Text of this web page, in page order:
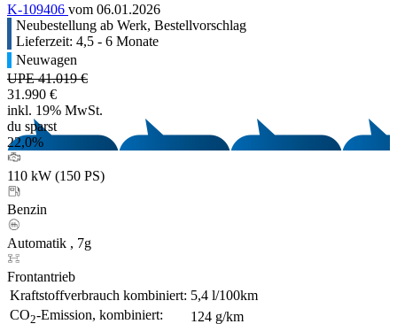
K-109406 vom 06.01.2026
Neubestellung ab Werk, Bestellvorschlag
Lieferzeit: 4,5 - 6 Monate
Neuwagen
UPE 41.019 €
31.990 €
inkl. 19% MwSt.
du sparst
22,0%
110 kW (150 PS)
Benzin
Automatik , 7g
Frontantrieb
Kraftstoffverbrauch kombiniert: 5,4 l/100km
CO2-Emission, kombiniert:
124 g/km